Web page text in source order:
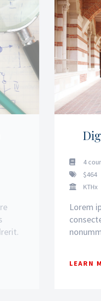
4
$464
KTHx
Lorem
LEARN